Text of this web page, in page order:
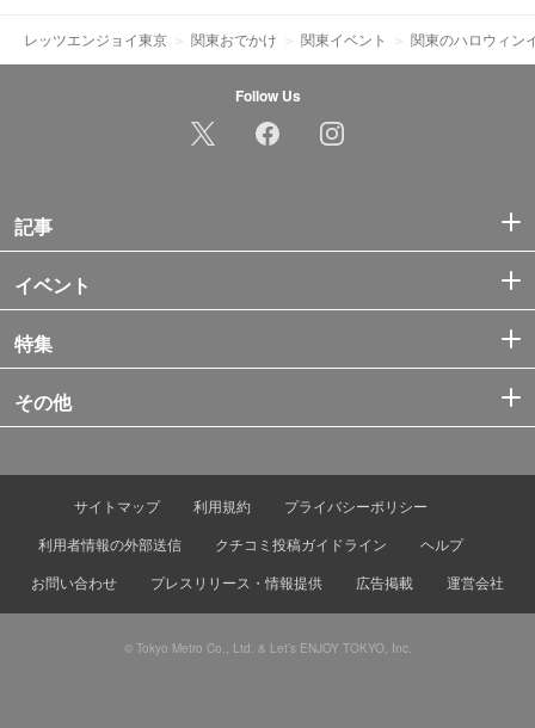
レッツエンジョイ東京 関東おでかけ 関東イベント 関東のハロウィン
Follow Us
記事
イベント
特集
その他
サイトマップ 利用規約
プライバシーポリシー
利用者情報の外部送信
クチコミ投稿ガイドライン
ヘルプ
お問い合わせ
プレスリリース・情報提供 広告掲載 運営会社
© Tokyo Metro Co., Ltd. & Let’s ENJOY TOKYO, Inc.